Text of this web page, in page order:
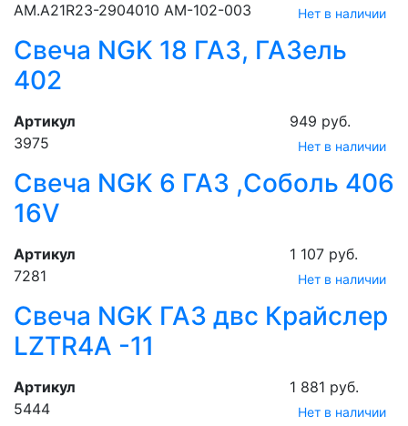
АМ.А21R23-2904010 АМ-102-003
Нет в наличии
Свеча NGK 18 ГАЗ, ГАЗель
402
Артикул
3975
949 руб.
Нет в наличии
Свеча NGK 6 ГАЗ ,Соболь 406
16V
Артикул
7281
1 107 руб.
Нет в наличии
Свеча NGK ГАЗ двс Крайслер
LZTR4A -11
Артикул
5444
1 881 руб.
Нет в наличии